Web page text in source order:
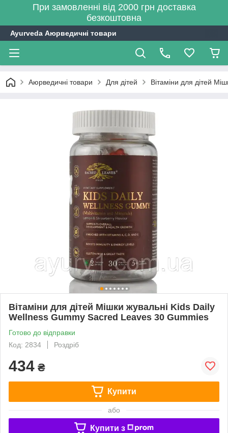
При замовленні від 2000 грн доставка
безкоштовна
Ayurveda Аюрведичні товари
Аюрведичні товари Для дітей Вітаміни для дітей
Вітаміни для дітей Мішки жувальні Kids Daily
Wellness Gummy Sacred Leaves 30 Gummies
Готово до відправки
Код: 2834
Роздріб
434 ₴
Купити
або
Купити з